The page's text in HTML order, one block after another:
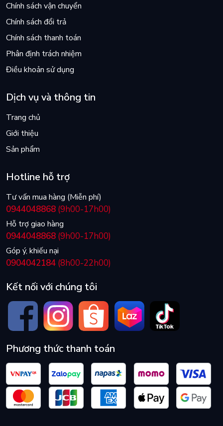
Chính sách vận chuyển
Chính sách đổi trả
Chính sách thanh toán
Phân định trách nhiệm
Điều khoản sử dụng
Dịch vụ và thông tin
Trang chủ
Giới thiệu
Sản phẩm
Hotline hỗ trợ
Tư vấn mua hàng (Miễn phí)
0944048868 (9h00-17h00)
Hỗ trợ giao hàng
0944048868 (9h00-17h00)
Góp ý, khiếu nại
0904042184 (8h00-22h00)
Kết nối với chúng tôi
Phương thức thanh toán